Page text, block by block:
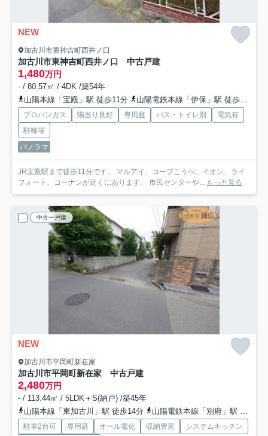
NEW
加古川市東神吉町西井ノ口
加古川市東神吉町西井ノ口 中古戸建
1,480万円
- / 80.57㎡ / 4DK /築54年
山陽本線「宝殿」駅 徒歩11分
山陽電鉄本線「伊保」駅 徒歩51分
プロパンガス 陽当り良好 専用庭 バス・トイレ別
電気有
駐輪場
パノラマ
JR宝殿駅まで徒歩11分です。 マルアイ、コープこうべ、イオン、ライ
フォート、コーナンが近くにあります。 市民センターや...
もっと見る
中古一戸建
NEW
加古川市平岡町新在家
加古川市平岡町新在家 中古戸建
2,480万円
- / 113.44㎡ / 5LDK＋S(納戸) /築45年
山陽本線「東加古川」駅 徒歩14分
山陽電鉄本線「別府」駅 徒歩30分
駐車2台可 専用庭 オール電化 収納豊富 システムキッチン